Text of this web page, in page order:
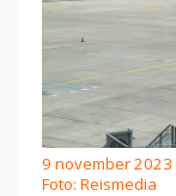
9 november
Foto: Reismedia